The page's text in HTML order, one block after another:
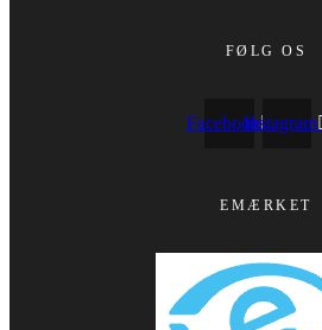
FØLG OS
FacebookInstagram
EMÆRKET